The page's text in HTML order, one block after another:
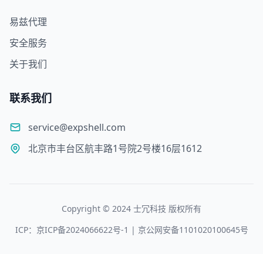
易兹代理
安全服务
关于我们
联系我们
service@expshell.com
北京市丰台区航丰路1号院2号楼16层1612
Copyright © 2024 士冗科技 版权所有
ICP：京ICP备2024066622号-1 | 京公网安备1101020100645号